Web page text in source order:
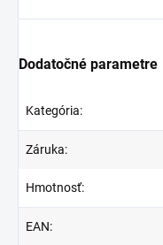
Dodatočné parametre
Kategória:
Záruka:
Hmotnosť:
EAN: